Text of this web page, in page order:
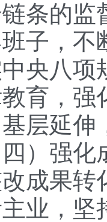
条的监
子，不
央八项
育，强
层延
强化成
成果转
业，坚